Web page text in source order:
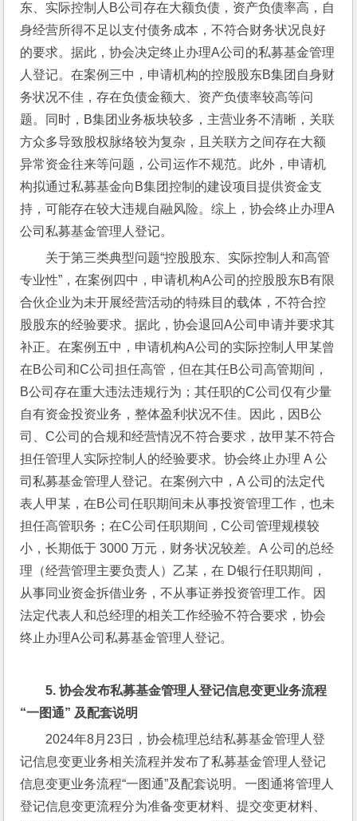
东、实际控制人B公司存在大额负债，资产负债率高，自
身经营所得不足以支付债务成本，不符合财务状况良好
的要求。据此，协会决定终止办理A公司的私募基金管理
人登记。在案例三中，申请机构的控股股东B集团自身财
务状况不佳，存在负债金额大、资产负债率较高等问
题。同时，B集团业务板块较多，主营业务不清晰，关联
方众多导致股权脉络较为复杂，且关联方之间存在大额
异常资金往来等问题，公司运作不规范。此外，申请机
构拟通过私募基金向B集团控制的建设项目提供资金支
持，可能存在较大违规自融风险。综上，协会终止办理A
公司私募基金管理人登记。
关于第三类典型问题“控股股东、实际控制人和高管
专业性”，在案例四中，申请机构A公司的控股股东B有限
合伙企业为未开展经营活动的特殊目的载体，不符合控
股股东的经验要求。据此，协会退回A公司申请并要求其
补正。在案例五中，申请机构A公司的实际控制人甲某曾
在B公司和C公司担任高管，但在其任B公司高管期间，
B公司存在重大违法违规行为；其任职的C公司仅有少量
自有资金投资业务，整体盈利状况不佳。因此，因B公
司、C公司的合规和经营情况不符合要求，故甲某不符合
担任管理人实际控制人的经验要求。协会终止办理 A 公
司私募基金管理人登记。在案例六中，A 公司的法定代
表人甲某，在B公司任职期间未从事投资管理工作，也未
担任高管职务；在C公司任职期间，C公司管理规模较
小，长期低于 3000 万元，财务状况较差。A 公司的总经
理（经营管理主要负责人）乙某，在 D银行任职期间，
从事同业资金拆借业务，不从事证券投资管理工作。因
法定代表人和总经理的相关工作经验不符合要求，协会
终止办理A公司私募基金管理人登记。
5. 协会发布私募基金管理人登记信息变更业务流程
“一图通” 及配套说明
2024年8月23日，协会梳理总结私募基金管理人登
记信息变更业务相关流程并发布了私募基金管理人登记
信息变更业务流程“一图通”及配套说明。一图通将管理人
登记信息变更流程分为准备变更材料、提交变更材料、